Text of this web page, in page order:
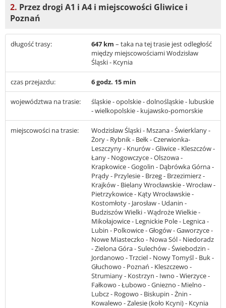
2. Przez drogi A1 i A4 i miejscowości Gliwice i
Poznań
długość trasy: 647 km – taka na tej trasie jest odległość
między miejscowościami Wodzisław
Śląski - Kcynia
czas przejazdu: 6 godz. 15 min
województwa na trasie:
śląskie - opolskie - dolnośląskie - lubuskie
- wielkopolskie - kujawsko-pomorskie
miejscowości na trasie:
Wodzisław Śląski - Mszana - Świerklany -
Żory - Rybnik - Bełk - Czerwionka-
Leszczyny - Knurów - Gliwice - Kleszczów -
Łany - Nogowczyce - Olszowa -
Krapkowice - Gogolin - Dąbrówka Górna -
Prądy - Przylesie - Brzeg - Brzezimierz -
Krajków - Bielany Wrocławskie - Wrocław -
Pietrzykowice - Kąty Wrocławskie -
Kostomłoty - Jarosław - Udanin -
Budziszów Wielki - Wądroże Wielkie -
Mikołajowice - Legnickie Pole - Legnica -
Lubin - Polkowice - Głogów - Gaworzyce -
Nowe Miasteczko - Nowa Sól - Niedoradz
- Zielona Góra - Sulechów - Świebodzin -
Jordanowo - Trzciel - Nowy Tomyśl - Buk -
Głuchowo - Poznań - Kleszczewo -
Strumiany - Kostrzyn - Iwno - Wierzyce -
Fałkowo - Łubowo - Gniezno - Mielno -
Lubcz - Rogowo - Biskupin - Żnin -
Kowalewo - Zalesie (koło Kcyni) - Kcynia